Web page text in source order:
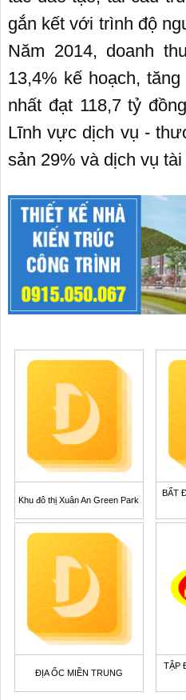
gắn kết với trình độ
Năm 2014, doanh
13,4% kế hoạch,
nhất đạt 118,7 tỷ
Lĩnh vực dịch vụ -
sản 29% và dịch vụ
Khu đô thị Xuân An Green Park
BẤT
ĐỊA ỐC MIỀN TRUNG
TẬP